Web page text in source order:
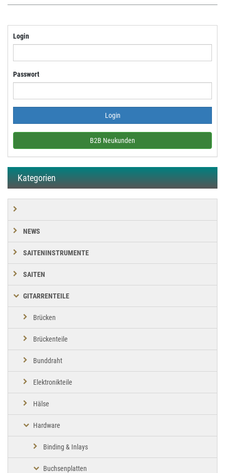
Login
Passwort
B2B Neukunden
Kategorien
NEWS
SAITENINSTRUMENTE
SAITEN
GITARRENTEILE
Brücken
Brückenteile
Bunddraht
Elektronikteile
Hälse
Hardware
Binding & Inlays
Buchsenplatten